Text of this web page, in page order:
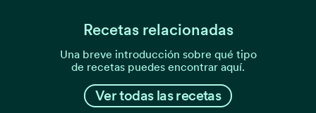
Recetas relacionadas
Una breve introducción sobre qué tipo
de recetas puedes encontrar aquí.
Ver todas las recetas